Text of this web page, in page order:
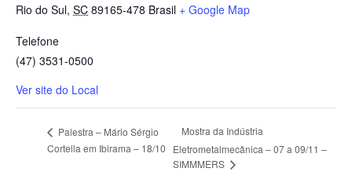
Rio do Sul, SC 89165-478 Brasil + Google Map
Telefone
(47) 3531-0500
Ver site do Local
Palestra – Mário Sérgio
Cortella em Ibirama – 18/10
Mostra da Indústria
Eletrometalmecânica – 07 a 09/11 –
SIMMMERS